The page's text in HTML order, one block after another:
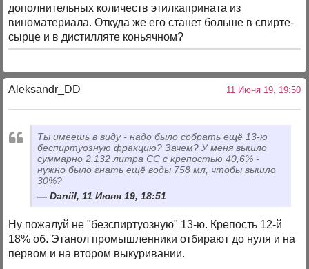
дополнительных количеств этилкаприната из
виноматериала. Откуда же его станет больше в спирте-
сырце и в дистилляте коньячном?
Aleksandr_DD 11 Июня 19, 19:50
Ты имеешь в виду - надо было собрать ещё 13-ю
беспиртуозную фракцию? Зачем? У меня вышло
суммарно 2,132 литра СС с крепостью 40,6% -
нужно было гнать ещё воды 758 мл, чтобы вышло
30%?
Daniil, 11 Июня 19, 18:51
Ну пожалуй не "безспиртуозную" 13-ю. Крепость 12-й
18% об. Этанол промышленники отбирают до нуля и на
первом и на втором выкуривании.